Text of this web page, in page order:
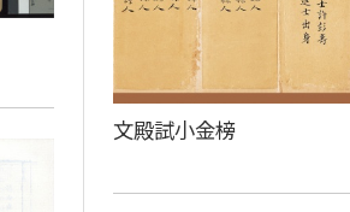
文殿試小金榜